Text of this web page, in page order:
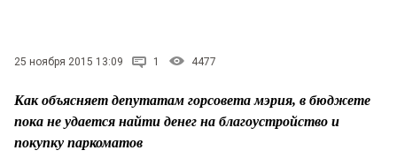
СТИЛЬ ЖИЗНИ
25 ноября 2015 13:09 1 4477
Как объясняет депутатам горсовета мэрия, в бюджете
пока не удается найти денег на благоустройство и
покупку паркоматов